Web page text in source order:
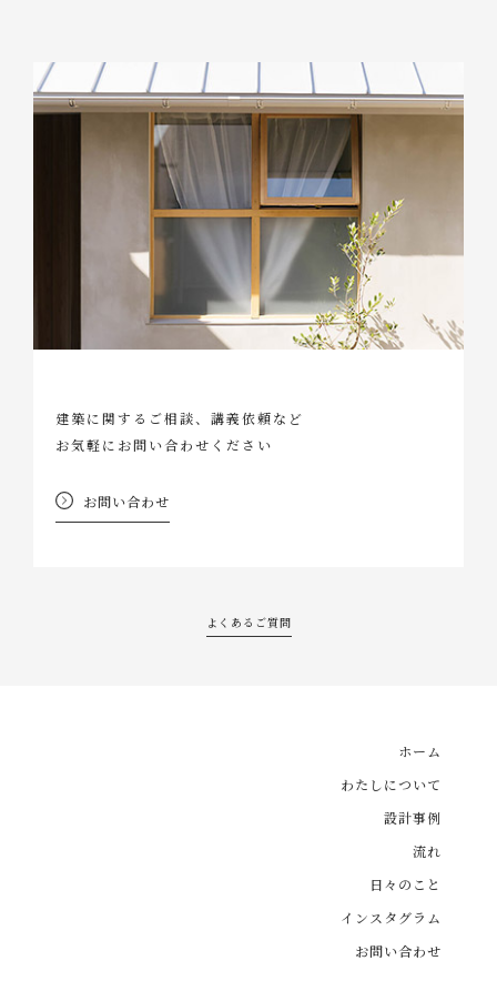
建築に関するご相談、講義依頼など
お気軽にお問い合わせください
お問い合わせ
よくあるご質問
ホーム
わたしについて
設計事例
流れ
日々のこと
インスタグラム
お問い合わせ